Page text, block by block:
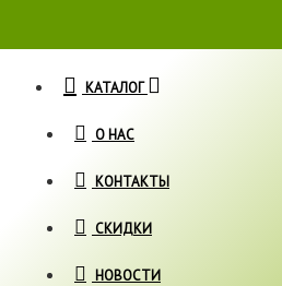
КАТАЛОГ
О НАС
КОНТАКТЫ
СКИДКИ
НОВОСТИ